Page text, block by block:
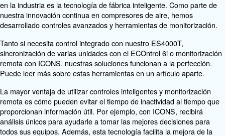
La principal diferencia entre los compresores de
compresores de velocidad variable es cómo responden
Una máquina de velocidad fija funciona a una velocidad
durante todo el día, mientras que un compresor VSD
cantidad de presión de aire necesaria.
En un artículo independiente, tratamos las diferencias
tipos de compresores y cómo funcionan. La mayor
es su versatilidad con diferentes tipos de aplicaciones.
obtener más información, le recomendamos que lea el
comprender mejor los principios básicos.